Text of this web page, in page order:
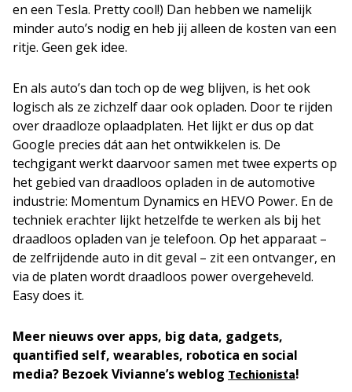
en een Tesla. Pretty cool!) Dan hebben we namelijk
minder auto’s nodig en heb jij alleen de kosten van een
ritje. Geen gek idee.
En als auto’s dan toch op de weg blijven, is het ook
logisch als ze zichzelf daar ook opladen. Door te rijden
over draadloze oplaadplaten. Het lijkt er dus op dat
Google precies dát aan het ontwikkelen is. De
techgigant werkt daarvoor samen met twee experts op
het gebied van draadloos opladen in de automotive
industrie: Momentum Dynamics en HEVO Power. En de
techniek erachter lijkt hetzelfde te werken als bij het
draadloos opladen van je telefoon. Op het apparaat –
de zelfrijdende auto in dit geval – zit een ontvanger, en
via de platen wordt draadloos power overgeheveld.
Easy does it.
Meer nieuws over apps, big data, gadgets,
quantified self, wearables, robotica en social
media? Bezoek Vivianne’s weblog Techionista!